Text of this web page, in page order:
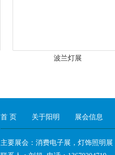
波兰灯展
首 页 关于阳明 展会信息
主要展会：消费电子展，灯饰照明